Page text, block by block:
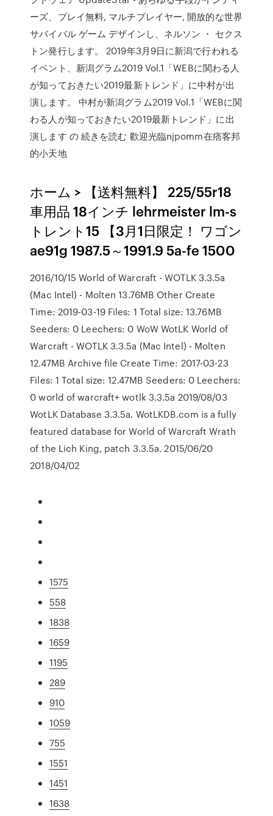
ーズ、プレイ無料, マルチプレイヤー, 開放的な世界
サバイバル ゲーム デザインし、ネルソン ・ セクス
トン発行します。 2019年3月9日に新潟で行われる
イベント、新潟グラム2019 Vol.1「WEBに関わる人
が知っておきたい2019最新トレンド」に中村が出
演します。 中村が新潟グラム2019 Vol.1「WEBに関
わる人が知っておきたい2019最新トレンド」に出
演します の 続きを読む 歡迎光臨njpomm在痞客邦
的小天地
ホーム > 【送料無料】 225/55r18
車用品 18インチ lehrmeister lm-s
トレント15 【3月1日限定！ ワゴン
ae91g 1987.5～1991.9 5a-fe 1500
2016/10/15 World of Warcraft - WOTLK 3.3.5a
(Mac Intel) - Molten 13.76MB Other Create
Time: 2019-03-19 Files: 1 Total size: 13.76MB
Seeders: 0 Leechers: 0 WoW WotLK World of
Warcraft - WOTLK 3.3.5a (Mac Intel) - Molten
12.47MB Archive file Create Time: 2017-03-23
Files: 1 Total size: 12.47MB Seeders: 0 Leechers:
0 world of warcraft+ wotlk 3.3.5a 2019/08/03
WotLK Database 3.3.5a. WotLKDB.com is a fully
featured database for World of Warcraft Wrath
of the Lich King, patch 3.3.5a. 2015/06/20
2018/04/02
1575
558
1838
1659
1195
289
910
1059
755
1551
1451
1638